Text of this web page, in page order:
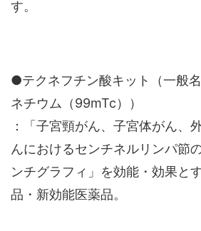
す。
●テクネフチン酸キット（一般
ネチウム（99mTc））
：「子宮頸がん、子宮体がん、
んにおけるセンチネルリンパ節
ンチグラフィ」を効能・効果と
品・新効能医薬品。